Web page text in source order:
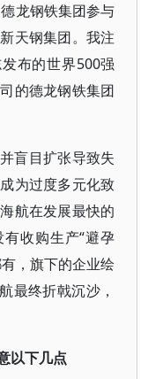
龙钢铁集团参与
天钢集团。我注
布的世界500强
的德龙钢铁集团
盲目扩张导致失
为过度多元化致
航在发展最快的
收购生产“避孕
，旗下的企业绘
最终折戟沉沙，
以下几点